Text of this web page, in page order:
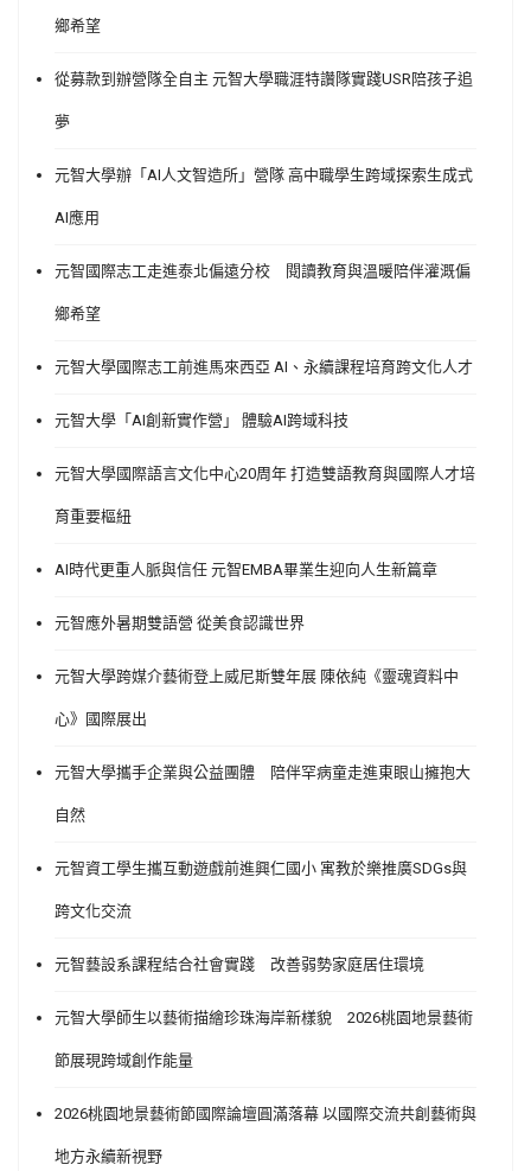
鄉希望
從募款到辦營隊全自主 元智大學職涯特讚隊實踐USR陪孩子追
夢
元智大學辦「AI人文智造所」營隊 高中職學生跨域探索生成式
AI應用
元智國際志工走進泰北偏遠分校 閱讀教育與溫暖陪伴灌溉偏
鄉希望
元智大學國際志工前進馬來西亞 AI、永續課程培育跨文化人才
元智大學「AI創新實作營」 體驗AI跨域科技
元智大學國際語言文化中心20周年 打造雙語教育與國際人才培
育重要樞紐
AI時代更重人脈與信任 元智EMBA畢業生迎向人生新篇章
元智應外暑期雙語營 從美食認識世界
元智大學跨媒介藝術登上威尼斯雙年展 陳依純《靈魂資料中
心》國際展出
元智大學攜手企業與公益團體 陪伴罕病童走進東眼山擁抱大
自然
元智資工學生攜互動遊戲前進興仁國小 寓教於樂推廣SDGs與
跨文化交流
元智藝設系課程結合社會實踐 改善弱勢家庭居住環境
元智大學師生以藝術描繪珍珠海岸新樣貌 2026桃園地景藝術
節展現跨域創作能量
2026桃園地景藝術節國際論壇圓滿落幕 以國際交流共創藝術與
地方永續新視野